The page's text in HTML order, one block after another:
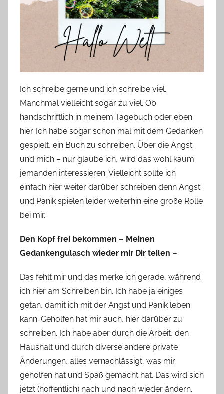
Ich schreibe gerne und ich schreibe viel.
Manchmal vielleicht sogar zu viel. Ob
handschriftlich in meinem Tagebuch oder eben
hier. Ich habe sogar schon mal mit dem Gedanken
gespielt, ein Buch zu schreiben. Über die Angst
und mich – nur glaube ich, wird das wohl kaum
jemanden interessieren. Vielleicht sollte ich
einfach hier weiter darüber schreiben denn Angst
und Panik spielen leider weiterhin eine große Rolle
bei mir.
Den Kopf frei bekommen – Meinen
Gedankengulasch wieder mir Dir teilen –
Das fehlt mir und das merke ich gerade, während
ich hier am Schreiben bin. Ich habe ja einiges
getan, damit ich mit der Angst und Panik leben
kann. Geholfen hat mir auch, hier darüber zu
schreiben. Ich habe aber durch die Arbeit, den
Haushalt und durch diverse andere private
Änderungen, alles vernachlässigt, was mir
geholfen hat und Spaß gemacht hat. Das wird sich
jetzt (hoffentlich) nach und nach wieder ändern.